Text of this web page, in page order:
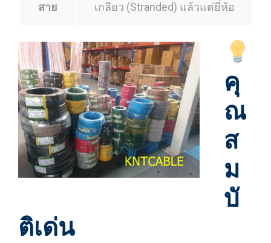
สาย
เกลียว (Stranded) แล้วแต่ยี่ห้อ
คุ
ณ
ส
ม
บั
ติเด่น